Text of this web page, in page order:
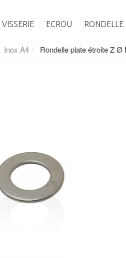
VISSERIE ECROU RONDELLE
Inox A4 Rondelle plate étroite Z